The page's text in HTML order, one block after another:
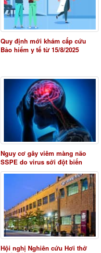
Quy định mới khám cấp cứu
Bảo hiểm y tế từ 15/8/2025
Nguy cơ gây viêm màng não
SSPE do virus sởi đột biến
Hội nghị Nghiên cứu Hơi thở